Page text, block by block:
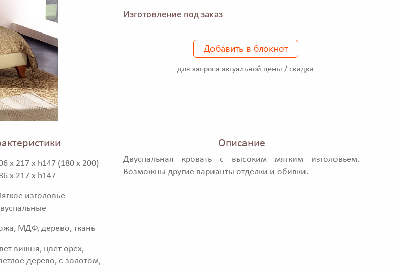
Изготовление под заказ
Добавить в блокнот
для запроса актуальной цены / скидки
x 217 x h147 (180 x 200)
x 217 x h147
изголовье
МДФ, дерево, ткань
вишня, цвет орех,
дерево, с золотом,
Описание
Двуспальная кровать с высоким мягким изголовьем.
Возможны другие варианты отделки и обивки.